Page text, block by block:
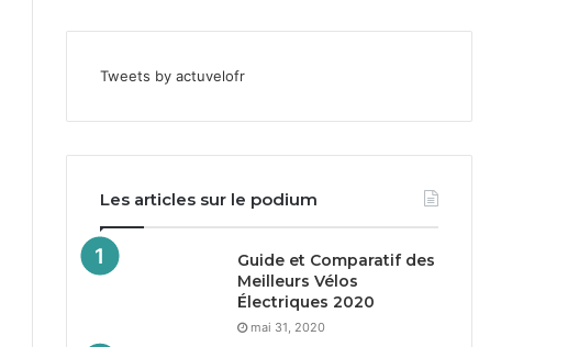
Tweets by actuvelofr
Les articles sur le podium
Guide et Comparatif des
Meilleurs Vélos
Électriques2020
mai 31, 2020